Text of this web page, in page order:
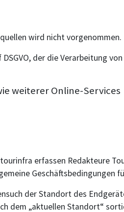
wird nicht vorgenommen.
der die Verarbeitung
weiterer Online-Services
erfassen Redakteure
Geschäftsbedingungen
der Standort des
dem „aktuellen Standort“